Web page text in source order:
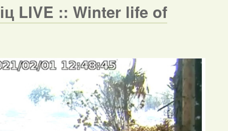
LIVE :: Winter life of